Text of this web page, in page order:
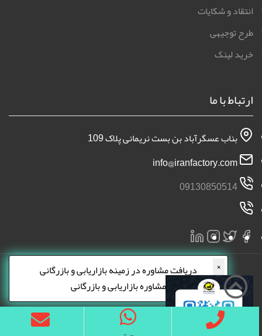
×
دریافت مشاوره در زمینه بازاریابی و بازرگانی
مشاوره بازاریابی و بازرگانی
انتقاد و شکایات
طرح توجیهی
خرید لینک
ارتباط با ما
بناب عسگرآباد بن بست نریمانی پلاک 109
09130850514